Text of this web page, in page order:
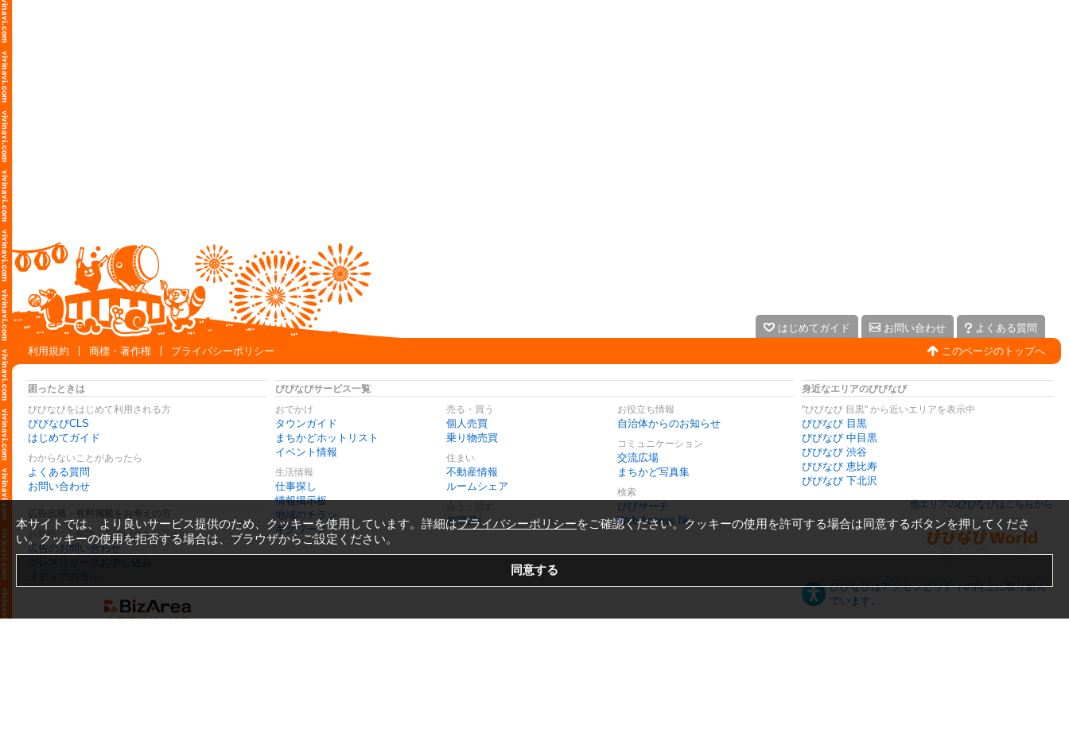
はじめてガイド お問い合わせ
よくある質問
利用規約
商標・著作権 プライバシーポリシー このページのトップへ
困ったときは
びびなびをはじめて利用される方
びびなびCLS
はじめてガイド
わからないことがあったら
よくある質問
お問い合わせ
お気軽にご相談・お問い合わせ下さい
広告のお問い合わせ
プレスリリースお申し込み
メディアの方へ
びびなびサービス一覧
おでかけ
タウンガイド
まちかどホットリスト
イベント情報
生活情報
仕事探し
情報掲示板
地域のチラシ
ギグワーク
売る・買う
個人売買
乗り物売買
住まい
不動産情報
ルームシェア
仲間探し
お役立ち情報
自治体からのお知らせ
コミュニケーション
交流広場
まちかど写真集
検索
びびサーチ
Web Access No.
身近なエリアのびびなび
"びびなび 目黒" から近いエリアを表示中
びびなび 目黒
びびなび 中目黒
びびなび 渋谷
びびなび 恵比寿
びびなび 下北沢
他エリアのびびなびはこちらから
びびなびはアクセシビリティの向上に取り組ん
でいます。
本サイトでは、より良いサービス提供のため、クッキーを使用しています。詳細はプライバシーポリシーをご確認ください。クッキーの使用を許可する場合は同意するボタンを押してくださ
い。クッキーの使用を拒否する場合は、ブラウザからご設定ください。